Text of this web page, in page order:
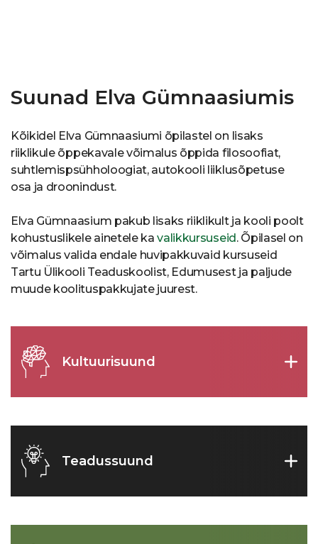
Suunad Elva Gümnaasiumis
Kõikidel Elva Gümnaasiumi õpilastel on lisaks
riiklikule õppekavale võimalus õppida filosoofiat,
suhtlemispsühholoogiat, autokooli liiklusõpetuse
osa ja droonindust.
Elva Gümnaasium pakub lisaks riiklikult ja kooli poolt
kohustuslikele ainetele kavalikkursuseid. Õpilasel on
võimalus valida endale huvipakkuvaid kursuseid
Tartu Ülikooli Teaduskoolist, Edumusest ja paljude
muude koolituspakkujate juurest.
Kultuurisuund
Teadussuund